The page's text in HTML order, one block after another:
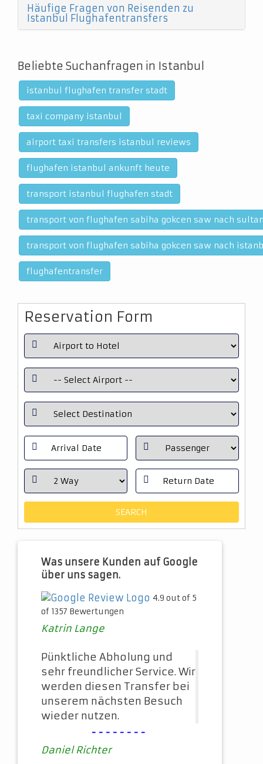
Häufige Fragen von Reisenden zu
Istanbul Flughafentransfers
Beliebte Suchanfragen in Istanbul
istanbul flughafen transfer stadt
taxi company istanbul
airport taxi transfers istanbul reviews
flughafen istanbul ankunft heute
transport istanbul flughafen stadt
transport von flughafen sabiha gokcen saw nach
transport von flughafen sabiha gokcen saw nach
flughafentransfer
Reservation Form
Was unsere Kunden auf Google
über uns sagen.
4.9 out of 5
of 1357 Bewertungen
Katrin Lange
Pünktliche Abholung und
sehr freundlicher Service. Wir
werden diesen Transfer bei
unserem nächsten Besuch
wieder nutzen.
--------
Daniel Richter